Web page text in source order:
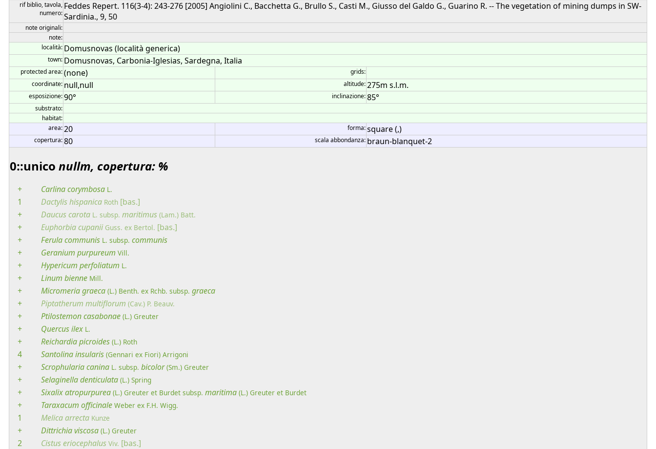
rif biblio, tavola,
numero:
Feddes Repert. 116(3-4): 243-276 [2005] Angiolini C., Bacchetta G., Brullo S., Casti M., Giusso del Galdo G., Guarino R. -- The vegetation of mining dumps in SW-
Sardinia., 9, 50
note originali:
note:
località: Domusnovas (località generica)
town: Domusnovas, Carbonia-Iglesias, Sardegna, Italia
protected area:(none)
grids:
coordinate: null,null altitude:275m s.l.m.
esposizione:90° inclinazione:85°
substrato:
habitat:
area:20 forma:square (,)
copertura:80 scala abbondanza: braun-blanquet-2
0::unico nullm, copertura: %
+ Carlinacorymbosa L.
1 Dactylishispanica Roth [bas.]
+
Daucuscarota L. subsp. maritimus (Lam.) Batt.
+ Euphorbiacupanii Guss. ex Bertol. [bas.]
+
Ferulacommunis L. subsp. communis
+
Geranium purpureum Vill.
+ Hypericum perfoliatum L.
+ Linum bienne Mill.
+ Micromeriagraeca (L.) Benth. ex Rchb. subsp. graeca
+
Piptatherum multiflorum (Cav.) P. Beauv.
+ Ptilostemoncasabonae (L.) Greuter
+ Quercusilex L.
+ Reichardiapicroides (L.) Roth
4 Santolinainsularis (Gennari ex Fiori) Arrigoni
+ Scrophulariacanina L. subsp. bicolor (Sm.) Greuter
+ Selaginelladenticulata (L.) Spring
+ Sixalixatropurpurea (L.) Greuter et Burdet subsp. maritima (L.) Greuter et Burdet
+ Taraxacum officinale Weber ex F.H. Wigg.
1 Melicaarrecta Kunze
+ Dittrichiaviscosa (L.) Greuter
2 Cistuseriocephalus Viv. [bas.]